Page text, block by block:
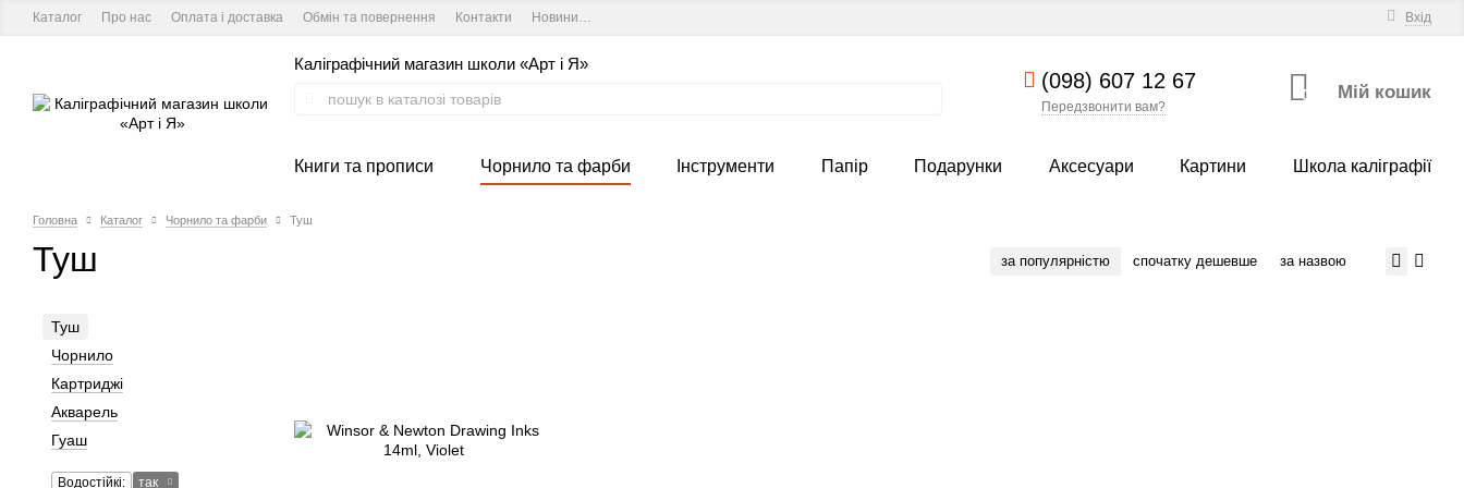
Каталог Про нас Оплата і доставка Обмін та повернення Контакти Новини та курси студії Вхід
Каліграфічний магазин школи «Арт і Я»
(098) 607 12 67
Передзвонити вам?
0 Мій кошик
Книги та прописи Чорнило та фарби Інструменти Папір Подарунки Аксесуари Картини Школа каліграфії
Головна Каталог Чорнило та фарби Туш
Туш за популярністю спочатку дешевше за назвою
Туш
Чорнило
Картриджі
Акварель
Гуаш
Водостійкі:
так